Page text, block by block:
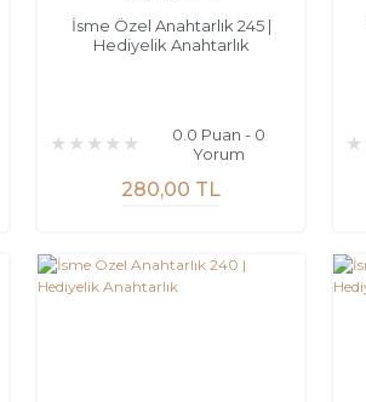
İsme Özel Anahtarlık 245 |
Hediyelik Anahtarlık
0.0 Puan - 0
Yorum
280,00 TL